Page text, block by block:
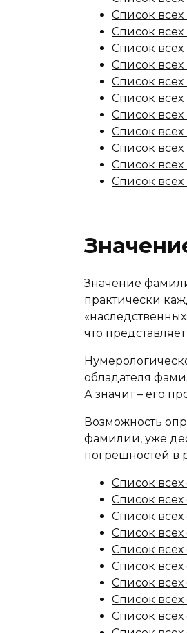
Список
Список
Список
Список
Список
Список
Список
Список
Список
Список
Список
Значение
практически
что
обладателя
А значит – его
Возможность
фамилии, уже
погрешностей в
Список
Список
Список
Список
Список
Список
Список
Список
Список